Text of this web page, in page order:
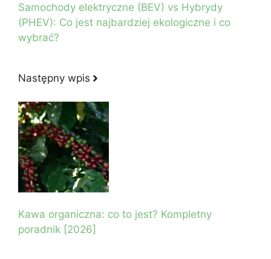
Samochody elektryczne (BEV) vs Hybrydy
(PHEV): Co jest najbardziej ekologiczne i co
wybrać?
Następny wpis
Kawa organiczna: co to jest? Kompletny
poradnik [2026]